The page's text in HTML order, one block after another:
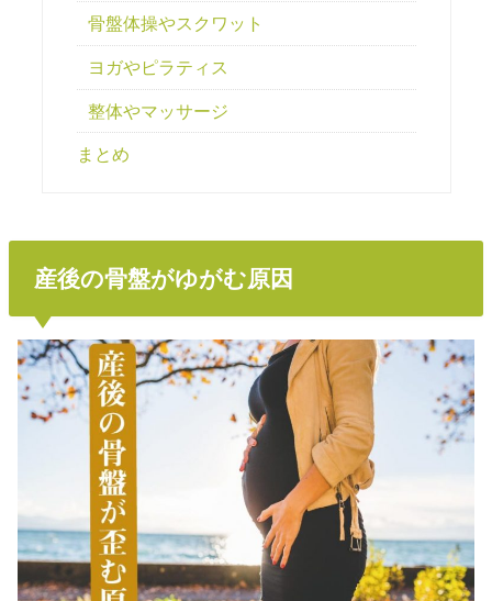
骨盤体操やスクワット
ヨガやピラティス
整体やマッサージ
まとめ
産後の骨盤がゆがむ原因